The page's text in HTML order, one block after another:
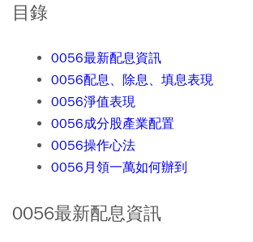
目錄
0056最新配息資訊
0056配息、除息、填息表現
0056淨值表現
0056成分股產業配置
0056操作心法
0056月領一萬如何辦到
0056最新配息資訊